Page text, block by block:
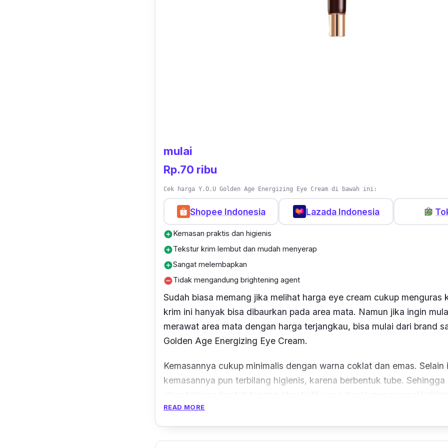
mulai
Rp.70 ribu
Cek harga Y.O.U Golden Age Energizing Eye Cream di bawah ini:
Shopee Indonesia Lazada Indonesia
add_circleKemasan praktis dan higienis
add_circleTekstur krim lembut dan mudah menyerap
add_circleSangat melembapkan
remove_circleTidak mengandung brightening agent
Sudah biasa memang jika melihat harga eye cream cukup menguras
krim ini hanyak bisa dibaurkan pada area mata. Namun jika ingin
merawat area mata dengan harga terjangkau, bisa mulai dari brand
Golden Age Energizing Eye Cream.
Kemasannya cukup minimalis dengan warna coklat dan emas. Selain
kemasannya pun terbilang higienis, karena berbentuk tube.
READ MORE